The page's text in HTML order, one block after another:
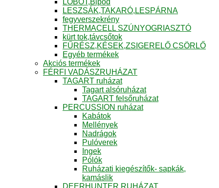
LESZSÁK,TAKARÓ,LESPÁRNA
fegyverszekrény
THERMACELL SZÚNYOGRIASZTÓ
kürt tok,távcsőtok
FŰRÉSZ,KÉSEK,ZSIGERELŐ CSÖRLŐ
Egyéb termékek
Akciós termékek
FÉRFI VADÁSZRUHÁZAT
TAGART ruházat
Tagart alsóruházat
TAGART felsőruházat
PERCUSSION ruházat
Kabátok
Mellények
Nadrágok
Pulóverek
Ingek
Pólók
Ruházati kiegészítők- sapkák,
kamáslik
DEERHUNTER RUHÁZAT